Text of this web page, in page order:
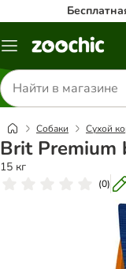
Каталог
Поиск
товаров
Собаки Сухой
Brit Premium
15 кг
(0)